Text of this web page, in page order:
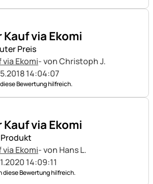
via Ekomi
Preis
Ekomi- von Christoph J.
14:04:07
Bewertung hilfreich.
via Ekomi
Ekomi- von Hans L.
14:09:11
diese Bewertung hilfreich.